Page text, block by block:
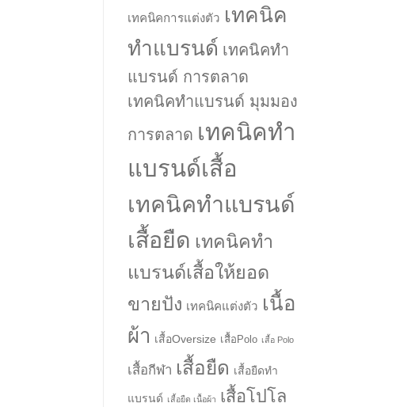
เทคนิคการแต่งตัว เทคนิค
ทำแบรนด์ เทคนิคทำ
แบรนด์ การตลาด
เทคนิคทำแบรนด์ มุมมอง
การตลาด เทคนิคทำ
แบรนด์เสื้อ
เทคนิคทำแบรนด์
เสื้อยืด เทคนิคทำ
แบรนด์เสื้อให้ยอด
ขายปัง เทคนิคแต่งตัว เนื้อ
ผ้า เสื้อOversize เสื้อPolo เสื้อ Polo
เสื้อกีฬา เสื้อยืด เสื้อยืดทำ
แบรนด์ เสื้อยืด เนื้อผ้า เสื้อโปโล